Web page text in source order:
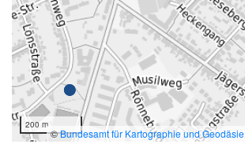
200 m
©Bundesamt für Kartographie und Geodäsie